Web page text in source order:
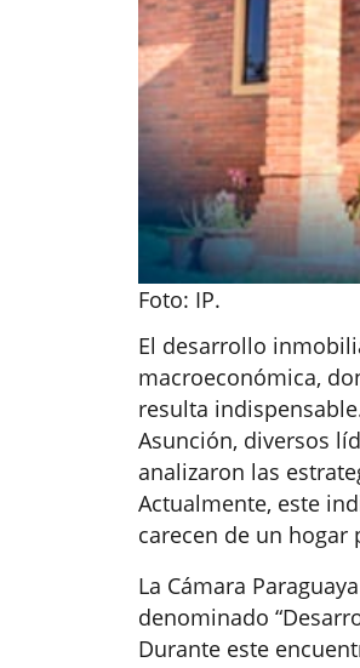
Foto: IP.
El desarrollo
macroeconómica,
resulta
Asunción, diversos
analizaron las
Actualmente, este
carecen de un
La Cámara
denominado
Durante este